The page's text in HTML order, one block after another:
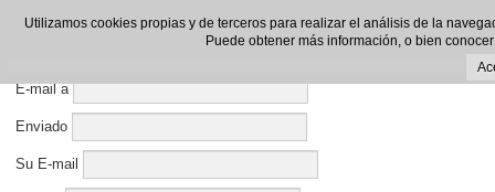
Enviar por E-mail este enlace a un amigo.
E-mail a
Enviado
Su E-mail
Utilizamos cookies propias y de terceros para realizar el análisis de la
Puede obtener más información, o bien